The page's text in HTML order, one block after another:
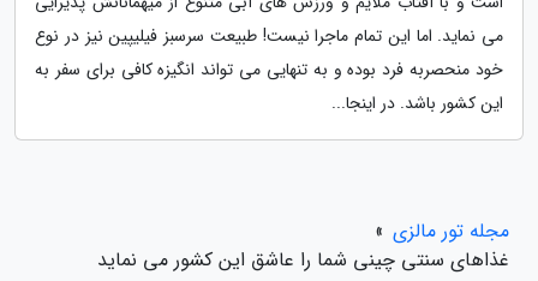
می نماید. اما این تمام ماجرا نیست! طبیعت سرسبز فیلیپین نیز در نوع
خود منحصربه فرد بوده و به تنهایی می تواند انگیزه کافی برای سفر به
این کشور باشد. در اینجا...
مجله تور مالزی »
غذاهای سنتی چینی شما را عاشق این کشور می نماید